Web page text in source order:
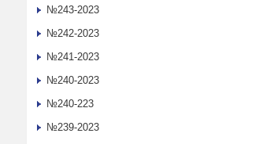
№243-2023
№242-2023
№241-2023
№240-2023
№240-223
№239-2023